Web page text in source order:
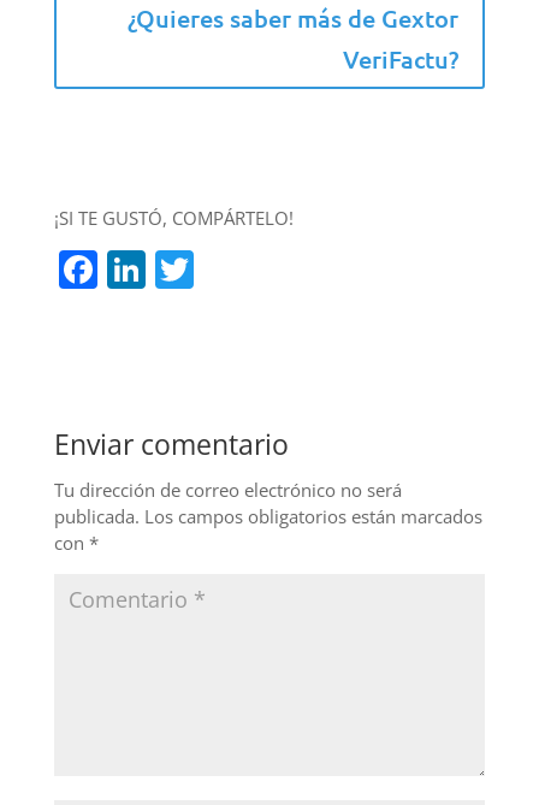
¿Quieres saber más de Gextor
VeriFactu?
¡SI TE GUSTÓ, COMPÁRTELO!
F
b
o
o
k
Li
n
T
Enviar comentario
Tu dirección de correo electrónico no será
publicada. Los campos obligatorios están marcados
con *